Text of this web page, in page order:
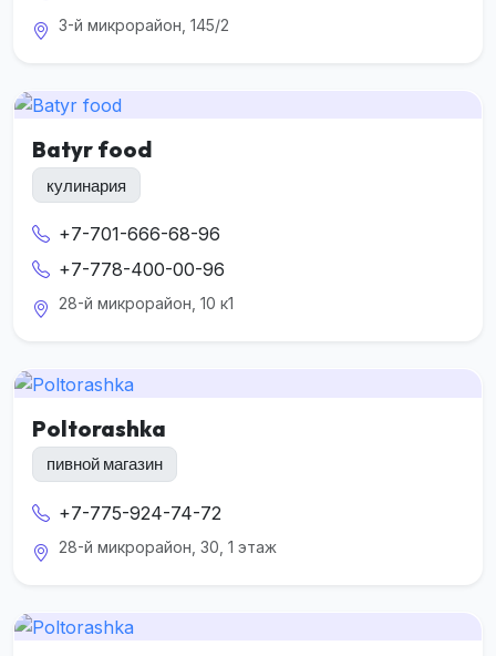
3-й микрорайон, 145/2
Batyr food
кулинария
+7-701-666-68-96
+7-778-400-00-96
28-й микрорайон, 10 к1
Poltorashka
пивной магазин
+7-775-924-74-72
28-й микрорайон, 30, 1 этаж